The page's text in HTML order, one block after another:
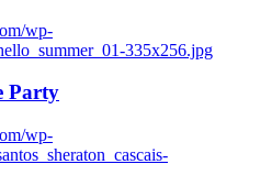
wp-
335x256.jpg
Party
wp-